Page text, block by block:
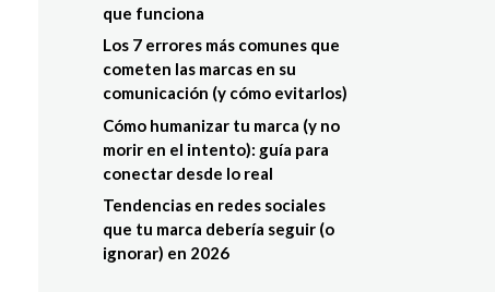
que funciona
Los 7 errores más comunes que
cometen las marcas en su
comunicación (y cómo evitarlos)
Cómo humanizar tu marca (y no
morir en el intento): guía para
conectar desde lo real
Tendencias en redes sociales
que tu marca debería seguir (o
ignorar) en 2026